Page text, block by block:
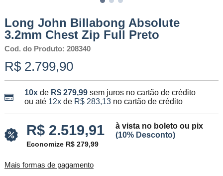
Long John Billabong Absolute
3.2mm Chest Zip Full Preto
Cod. do Produto: 208340
R$ 2.799,90
10xde R$ 279,99 sem juros no cartão de crédito
ou até 12xde R$ 283,13no cartão de crédito
R$ 2.519,91
à vista no boleto ou pix
(10% Desconto)
Economize R$ 279,99
Mais formas de pagamento